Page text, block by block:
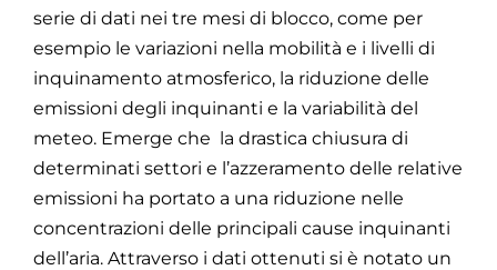
serie di dati nei tre mesi di blocco, come per
esempio le variazioni nella mobilità e i livelli di
inquinamento atmosferico, la riduzione delle
emissioni degli inquinanti e la variabilità del
meteo. Emerge che la drastica chiusura di
determinati settori e l’azzeramento delle relative
emissioni ha portato a una riduzione nelle
concentrazioni delle principali cause inquinanti
dell’aria. Attraverso i dati ottenuti si è notato un